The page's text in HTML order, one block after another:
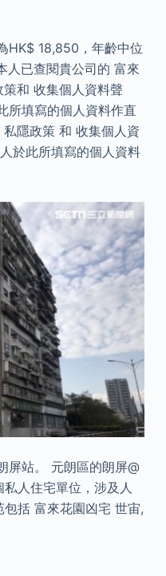
HK$ 18,850，年齡中位
人已查閱貴公司的 富來
和 收集個人資料聲
所填寫的個人資料作直
隱政策 和 收集個人資
於此所填寫的個人資料
屏站。 元朗區的朗屏@
人住宅單位，涉及人
括 富來花園凶宅 世宙,